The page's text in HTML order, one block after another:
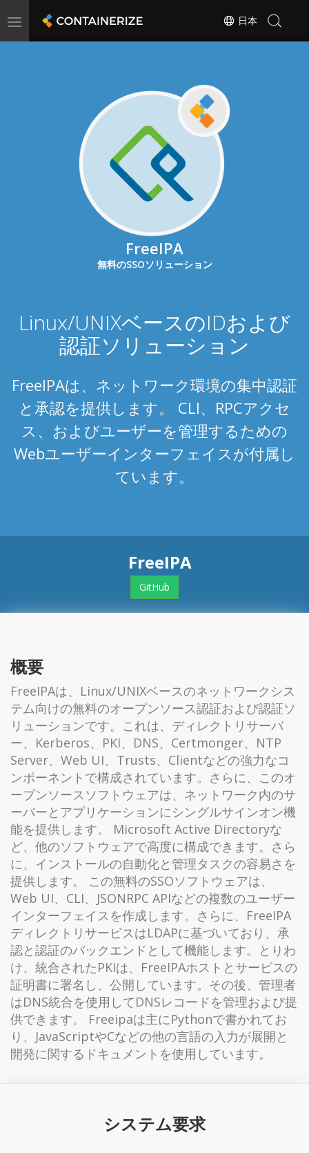
Toggle
日本
FreeIPA
無料のSSOソリューション
Linux/UNIXベースのIDおよび
認証ソリューション
FreeIPAは、ネットワーク環境の集中認証
と承認を提供します。 CLI、RPCアクセ
ス、およびユーザーを管理するための
Webユーザーインターフェイスが付属し
ています。
FreeIPA
GitHub
概要
FreeIPAは、Linux/UNIXベースのネットワークシス
テム向けの無料のオープンソース認証および認証ソ
リューションです。これは、ディレクトリサーバ
ー、Kerberos、PKI、DNS、Certmonger、NTP
Server、Web UI、Trusts、Clientなどの強力なコ
ンポーネントで構成されています。さらに、このオ
ープンソースソフトウェアは、ネットワーク内のサ
ーバーとアプリケーションにシングルサインオン機
能を提供します。 Microsoft Active Directoryな
ど、他のソフトウェアで高度に構成できます。さら
に、インストールの自動化と管理タスクの容易さを
提供します。 この無料のSSOソフトウェアは、
Web UI、CLI、JSONRPC APIなどの複数のユーザー
インターフェイスを作成します。さらに、FreeIPA
ディレクトリサービスはLDAPに基づいており、承
認と認証のバックエンドとして機能します。とりわ
け、統合されたPKIは、FreeIPAホストとサービスの
証明書に署名し、公開しています。その後、管理者
はDNS統合を使用してDNSレコードを管理および提
供できます。 Freeipaは主にPythonで書かれてお
り、JavaScriptやCなどの他の言語の入力が展開と
開発に関するドキュメントを使用しています。
システム要求